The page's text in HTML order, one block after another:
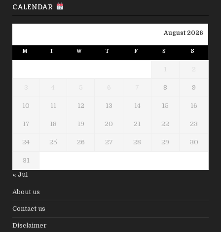
CALENDAR
August 2026
M T W T F S S
1 2
3 4 5 6 7 8 9
10 11 12 13 14 15 16
17 18 19 20 21 22 23
24 25 26 27 28 29 30
31
« Jul
About us
Contact us
Disclaimer